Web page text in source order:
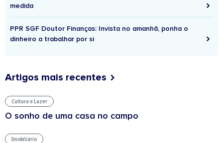
medida
PPR SGF Doutor Finanças: Invista no amanhã, ponha o
dinheiro a trabalhar por si
Artigos mais recentes
Cultura e Lazer
O sonho de uma casa no campo
Imobiliário